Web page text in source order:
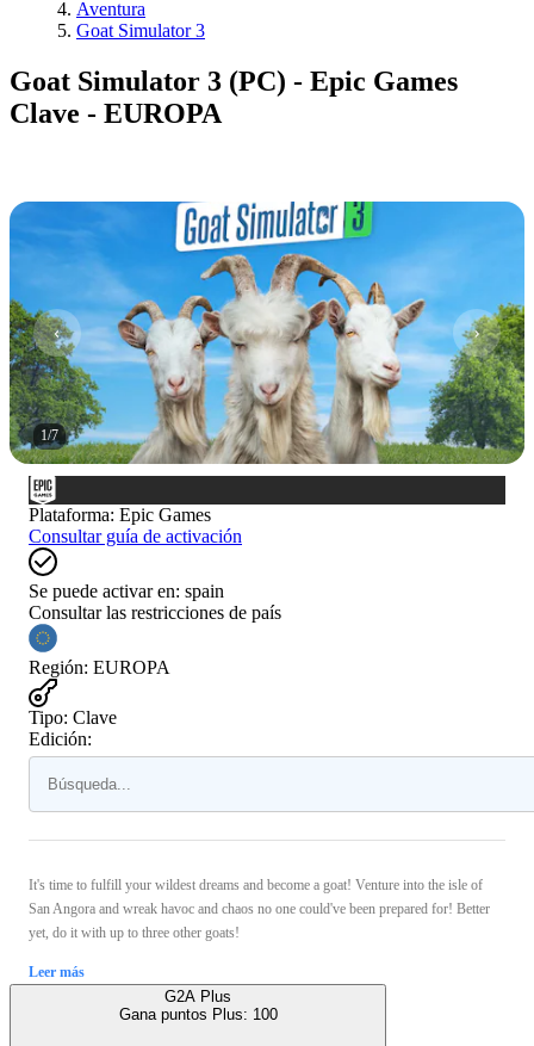
Aventura
Goat Simulator 3
Goat Simulator 3 (PC) - Epic Games
Clave - EUROPA
1/7
Plataforma: Epic Games
Consultar guía de activación
Se puede activar en: spain
Consultar las restricciones de país
Región: EUROPA
Tipo: Clave
Edición:
It's time to fulfill your wildest dreams and become a goat! Venture into the isle of
San Angora and wreak havoc and chaos no one could've been prepared for! Better
yet, do it with up to three other goats!
Leer más
G2A Plus
Gana puntos Plus: 100